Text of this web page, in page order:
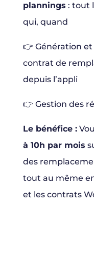
plannings : tout
qui, quand
👉 Génération
contrat de
depuis l’appli
👉 Gestion des
Le bénéfice :
à 10h par mois
des
tout au même
et les contrats